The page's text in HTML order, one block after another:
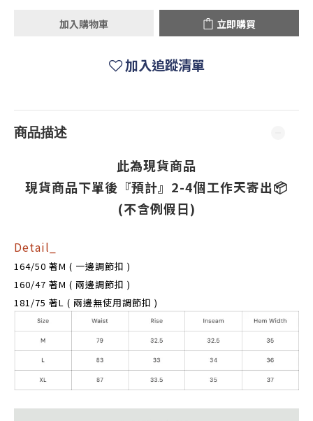
加入購物車 立即購買
加入追蹤清單
商品描述
此為現貨商品
現貨商品下單後『預計』2-4個工作天寄出📦
(不含例假日)
Detail_
164/50 著M ( 一邊調節扣 )
160/47 著M ( 兩邊調節扣 )
181/75 著L ( 兩邊無使用調節扣 )